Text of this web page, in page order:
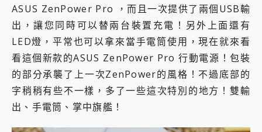
飛利浦 JS7310 ⚡【電急便｜行動儲能救車電源】 可靠的旅行夥伴！帶給您優異的安全性與強大供電效能
是螢幕也是電視! 一機超多用途「MSI微星 Modern MD272UPSW 27型」 4K IPS 輕薄商用智慧聯網螢幕 開箱 評測
您的專屬AI 助手 Yoga Slim 7 Aura Edition 觸控AI筆電 開箱 評測
realme 14 Pro 超硬軍規、冰感變色實測，realme 14 5G 遊戲戰鬥值爆表，效能x娛樂全都要！
iPhone、Apple Watch、AirPods耳機 三個設備充電一起搞定 ONPRO MagReact™ M3 3 in 1可攜摺疊無線充電器 開箱 評測
動靜皆宜「HUAWEI FreeArc」開放式耳掛耳機，無感配戴! 超穩超服貼，音質、通話也很優質
ASUS ZenPower Pro ，而且一次提供了兩個USB輸
出，讓您同時可以替兩台裝置充電！另外上面還有
LED燈，平常也可以拿來當手電筒使用，現在就來看
看這個新款的ASUS ZenPower Pro 行動電源！包裝
的部分承襲了上一次ZenPower的風格！不過底部的
字稍稍有些不一樣，多了一些這次特別的地方！雙輸
出、手電筒、掌中旗艦！